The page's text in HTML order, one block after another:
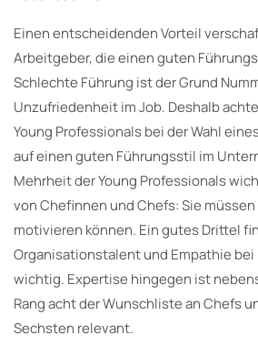
Einen entscheidenden Vorteil
Arbeitgeber, die einen guten
Schlechte Führung ist der Grund
Unzufriedenheit im Job. Deshalb
Young Professionals bei der Wahl
auf einen guten Führungsstil im
Mehrheit der Young Professionals
von Chefinnen und Chefs: Sie
motivieren können. Ein gutes Drittel
Organisationstalent und Empathie
wichtig. Expertise hingegen ist
Rang acht der Wunschliste an Chefs
Sechsten relevant.